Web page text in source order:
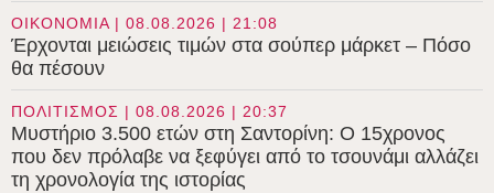
ΟΙΚΟΝΟΜΙΑ | 08.08.2026 | 21:08
Έρχονται μειώσεις τιμών στα σούπερ μάρκετ – Πόσο
θα πέσουν
ΠΟΛΙΤΙΣΜΟΣ | 08.08.2026 | 20:37
Μυστήριο 3.500 ετών στη Σαντορίνη: Ο 15χρονος
που δεν πρόλαβε να ξεφύγει από το τσουνάμι αλλάζει
τη χρονολογία της ιστορίας